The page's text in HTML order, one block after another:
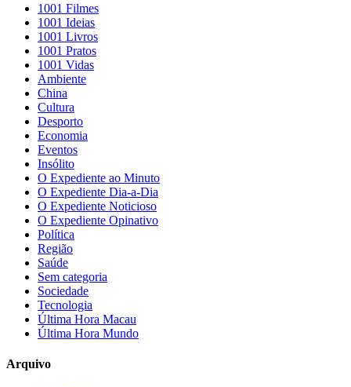
1001 Filmes
1001 Ideias
1001 Livros
1001 Pratos
1001 Vidas
Ambiente
China
Cultura
Desporto
Economia
Eventos
Insólito
O Expediente ao Minuto
O Expediente Dia-a-Dia
O Expediente Noticioso
O Expediente Opinativo
Política
Região
Saúde
Sem categoria
Sociedade
Tecnologia
Última Hora Macau
Última Hora Mundo
Arquivo